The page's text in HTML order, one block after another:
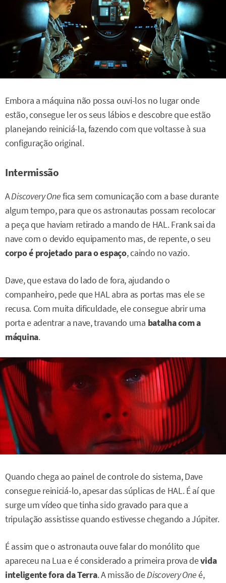
Embora a máquina não possa ouvi-los no lugar onde
estão, consegue ler os seus lábios e descobre que estão
planejando reiniciá-la, fazendo com que voltasse à sua
configuração original.
Intermissão
ADiscovery Onefica sem comunicação com a base durante
algum tempo, para que os astronautas possam recolocar
a peça que haviam retirado a mando de HAL. Frank sai da
nave com o devido equipamento mas, de repente, o seu
corpo é projetado para o espaço, caindo no vazio.
Dave, que estava do lado de fora, ajudando o
companheiro, pede que HAL abra as portas mas ele se
recusa. Com muita dificuldade, ele consegue abrir uma
porta e adentrar a nave, travando uma batalha com a
máquina.
Quando chega ao painel de controle do sistema, Dave
consegue reiniciá-lo, apesar das súplicas de HAL. É aí que
surge um vídeo que tinha sido gravado para que a
tripulação assistisse quando estivesse chegando a Júpiter.
É assim que o astronauta ouve falar do monólito que
apareceu na Lua e é considerado a primeira prova devida
inteligente fora da Terra. A missão deDiscovery Oneé,